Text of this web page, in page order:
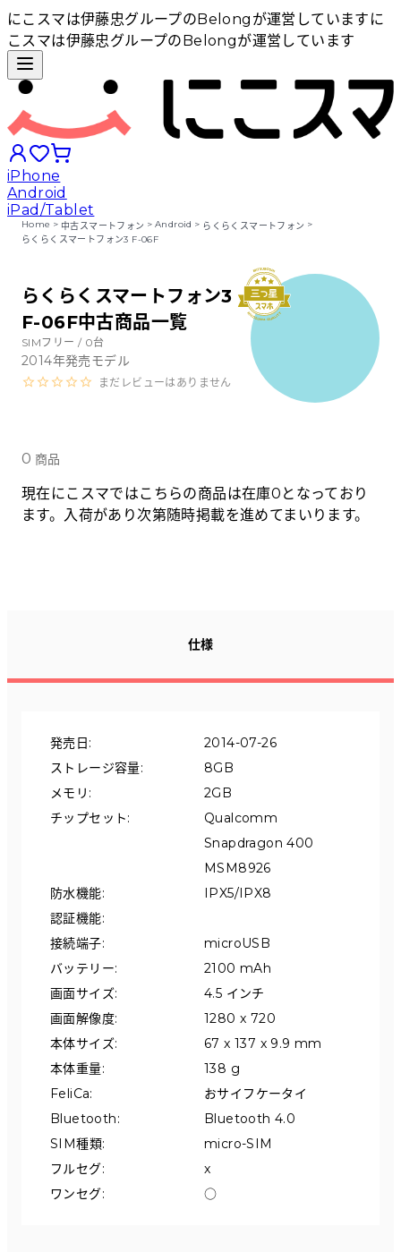
にこスマは伊藤忠グループのBelongが運営しています に
こスマは伊藤忠グループのBelongが運営しています
iPhone
Android
iPad/Tablet
Androidから探す
iPadから探す
にこスマについて
サポートセンター
にこスマ通信
Home > 中古スマートフォン > Android > らくらくスマートフォン >
らくらくスマートフォン3 F-06F
らくらくスマートフォン3
F-06F中古商品一覧
SIMフリー / 0台
2014年発売モデル
まだレビューはありません
0 商品
現在にこスマではこちらの商品は在庫0となっており
ます。入荷があり次第随時掲載を進めてまいります。
仕様
発売日:
2014-07-26
ストレージ容量:
8GB
メモリ :
2GB
チップセット:
Qualcomm
Snapdragon 400
MSM8926
防水機能:
IPX5/IPX8
認証機能:
接続端子:
microUSB
バッテリー:
2100 mAh
画面サイズ:
4.5 インチ
画面解像度:
1280 x 720
本体サイズ:
67 x 137 x 9.9 mm
本体重量:
138 g
FeliCa:
おサイフケータイ
Bluetooth:
Bluetooth 4.0
SIM種類:
micro-SIM
フルセグ:
x
ワンセグ: ○